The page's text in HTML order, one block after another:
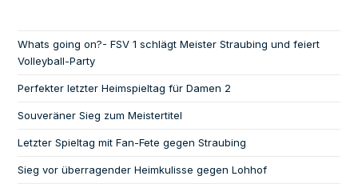
Whats going on?- FSV 1 schlägt Meister Straubing und feiert
Volleyball-Party
Perfekter letzter Heimspieltag für Damen 2
Souveräner Sieg zum Meistertitel
Letzter Spieltag mit Fan-Fete gegen Straubing
Sieg vor überragender Heimkulisse gegen Lohhof